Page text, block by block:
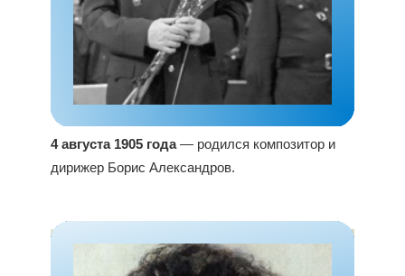
4 августа 1905 года— родился композитор и
дирижер Борис Александров.